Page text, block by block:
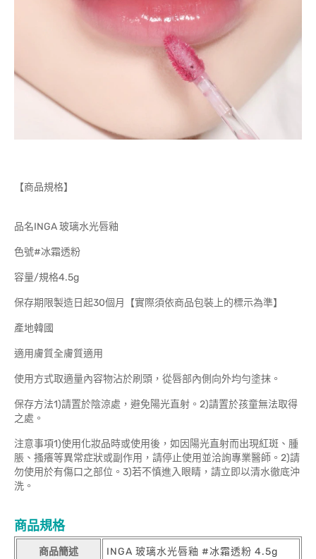
【商品規格】
品名INGA 玻璃水光唇釉
色號#冰霜透粉
容量/規格4.5g
保存期限製造日起30個月【實際須依商品包裝上的標示為準】
產地韓國
適用膚質全膚質適用
使用方式取適量內容物沾於刷頭，從唇部內側向外均勻塗抹。
保存方法1)請置於陰涼處，避免陽光直射。2)請置於孩童無法取得
之處。
注意事項1)使用化妝品時或使用後，如因陽光直射而出現紅斑、腫
脹、搔癢等異常症狀或副作用，請停止使用並洽詢專業醫師。2)請
勿使用於有傷口之部位。3)若不慎進入眼睛，請立即以清水徹底沖
洗。
商品規格
商品簡述 INGA 玻璃水光唇釉 #冰霜透粉 4.5g